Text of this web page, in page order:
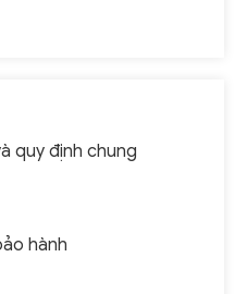
quy định chung
hành